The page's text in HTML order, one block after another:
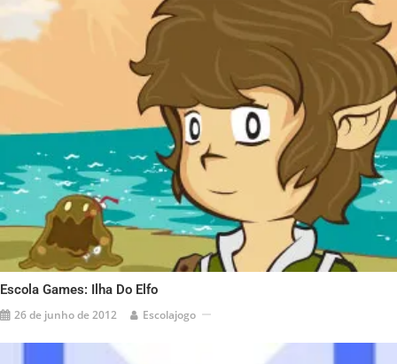
Escola Games: Ilha Do Elfo
26 de junho de 2012 Escolajogo